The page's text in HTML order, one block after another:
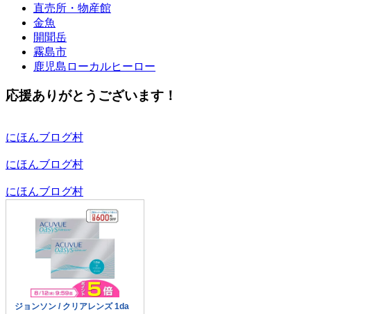
直売所・物産館
金魚
開聞岳
霧島市
鹿児島ローカルヒーロー
応援ありがとうございます！
にほんブログ村
にほんブログ村
にほんブログ村